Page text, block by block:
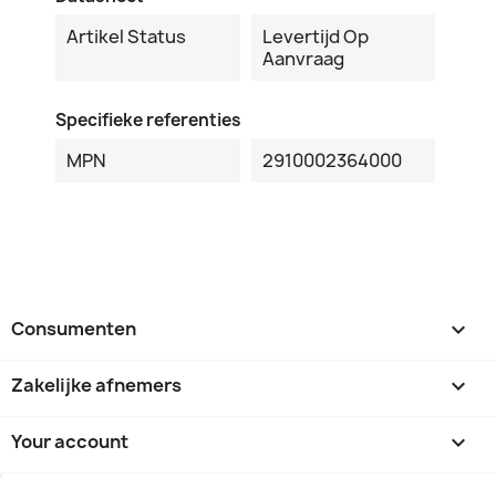
Artikel Status
Levertijd Op
Aanvraag
Specifieke referenties
MPN 2910002364000
Consumenten 
Zakelijke afnemers 
Your account 